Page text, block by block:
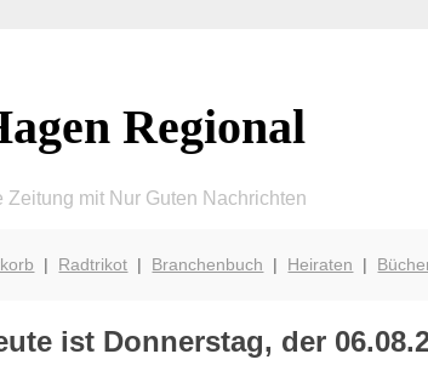
Regional
Zeitung mit Nur Guten Nachrichten
| Radtrikot | Branchenbuch | Heiraten |
ist Donnerstag, der